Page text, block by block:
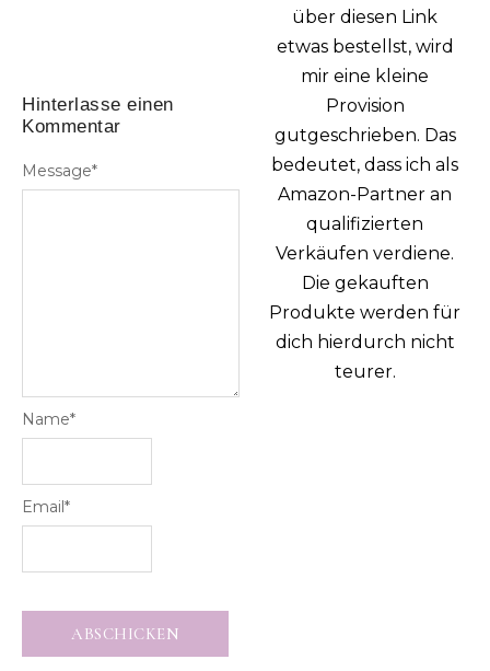
Hinterlasse einen
Kommentar
Message*
Name*
Email*
über diesen Link
etwas bestellst, wird
mir eine kleine
Provision
gutgeschrieben. Das
bedeutet, dass ich als
Amazon-Partner an
qualifizierten
Verkäufen verdiene.
Die gekauften
Produkte werden für
dich hierdurch nicht
teurer.